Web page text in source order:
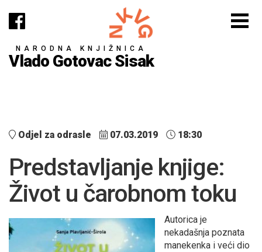
NARODNA KNJIŽNICA
Vlado Gotovac Sisak
Odjel za odrasle 07.03.2019 18:30
Predstavljanje knjige:
Život u čarobnom toku
Autorica je
nekadašnja poznata
manekenka i veći dio